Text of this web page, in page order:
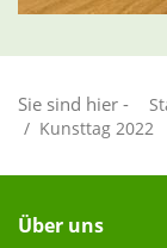
Sie sind hier -
Kunsttag 2022
Über uns